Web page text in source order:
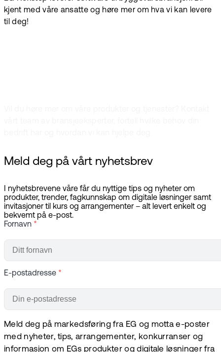
kjent med våre ansatte og høre mer om hva vi kan levere
til deg!
Meld deg på vårt nyhetsbrev
I nyhetsbrevene våre får du nyttige tips og nyheter om
produkter, trender, fagkunnskap om digitale løsninger samt
invitasjoner til kurs og arrangementer – alt levert enkelt og
bekvemt på e-post.
Fornavn *
E-postadresse *
Meld deg på markedsføring fra EG og motta e-poster
med nyheter, tips, arrangementer, konkurranser og
informasjon om EGs produkter og digitale løsninger fra